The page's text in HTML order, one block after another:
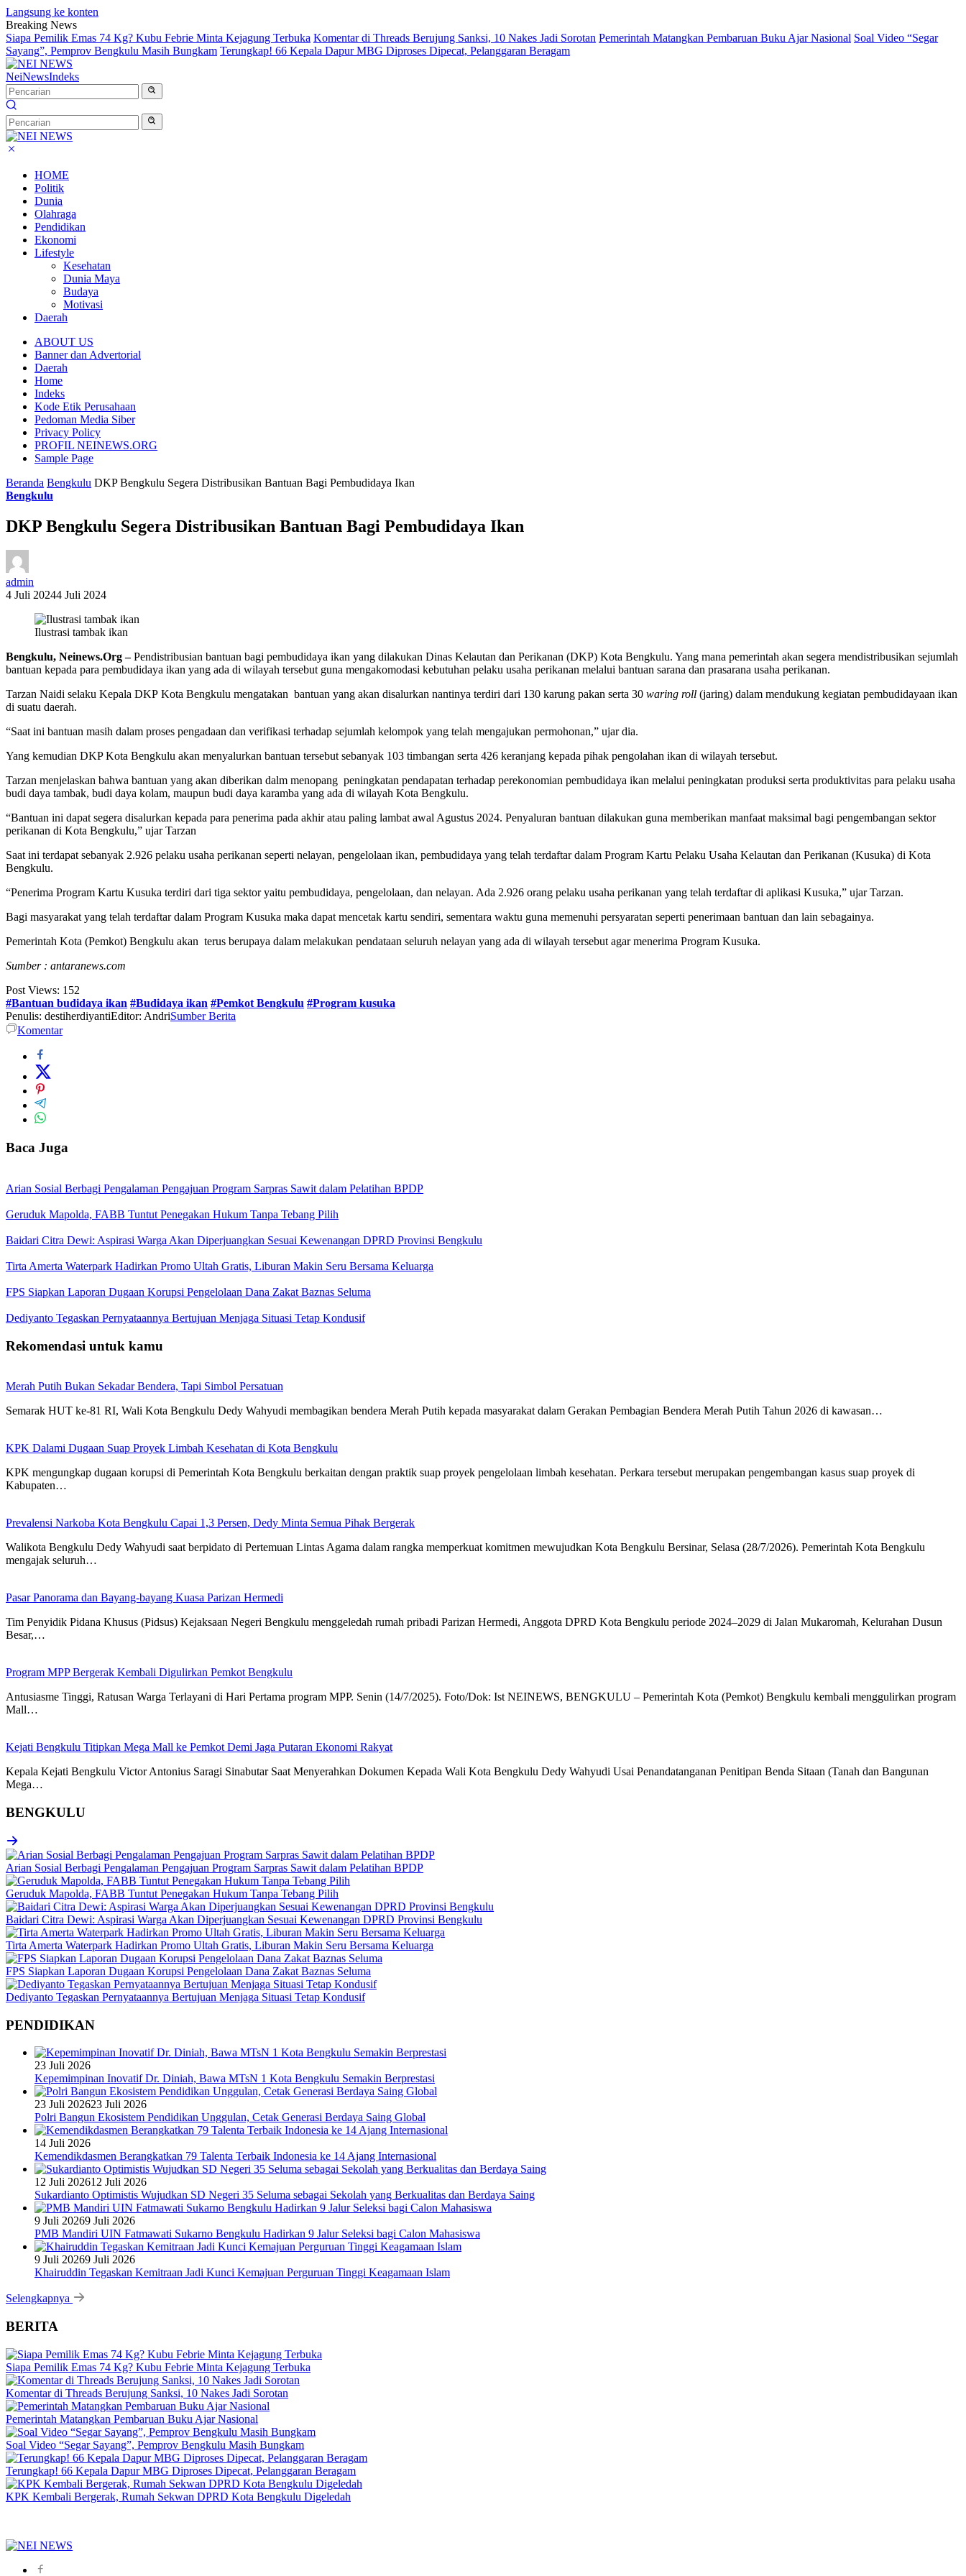
Langsung ke konten
Breaking News
Siapa Pemilik Emas 74 Kg? Kubu Febrie Minta Kejagung Terbuka Komentar di Threads Berujung Sanksi, 10 Nakes Jadi Sorotan Pemerintah Matangkan Pembaruan Buku Ajar Nasional Soal Video “Segar
Sayang”, Pemprov Bengkulu Masih Bungkam Terungkap! 66 Kepala Dapur MBG Diproses Dipecat, Pelanggaran Beragam
NeiNewsIndeks
HOME
Politik
Dunia
Olahraga
Pendidikan
Ekonomi
Lifestyle
Kesehatan
Dunia Maya
Budaya
Motivasi
Daerah
ABOUT US
Banner dan Advertorial
Daerah
Home
Indeks
Kode Etik Perusahaan
Pedoman Media Siber
Privacy Policy
PROFIL NEINEWS.ORG
Sample Page
Beranda Bengkulu DKP Bengkulu Segera Distribusikan Bantuan Bagi Pembudidaya Ikan
Bengkulu
DKP Bengkulu Segera Distribusikan Bantuan Bagi Pembudidaya Ikan
admin
4 Juli 20244 Juli 2024
Ilustrasi tambak ikan
Bengkulu, Neinews.Org –Pendistribusian bantuan bagi pembudidaya ikan yang dilakukan Dinas Kelautan dan Perikanan (DKP) Kota Bengkulu. Yang mana pemerintah akan segera mendistribusikan sejumlah
bantuan kepada para pembudidaya ikan yang ada di wilayah tersebut guna mengakomodasi kebutuhan pelaku usaha perikanan melalui bantuan sarana dan prasarana usaha perikanan.
Tarzan Naidi selaku Kepala DKP Kota Bengkulu mengatakan bantuan yang akan disalurkan nantinya terdiri dari 130 karung pakan serta 30 waring roll (jaring) dalam mendukung kegiatan pembudidayaan ikan
di suatu daerah.
“Saat ini bantuan masih dalam proses pengadaan dan verifikasi terhadap sejumlah kelompok yang telah mengajukan permohonan,” ujar dia.
Yang kemudian DKP Kota Bengkulu akan menyalurkan bantuan tersebut sebanyak 103 timbangan serta 426 keranjang kepada pihak pengolahan ikan di wilayah tersebut.
Tarzan menjelaskan bahwa bantuan yang akan diberikan dalm menopang peningkatan pendapatan terhadap perekonomian pembudidaya ikan melalui peningkatan produksi serta produktivitas para pelaku usaha
budi daya tambak, budi daya kolam, maupun budi daya karamba yang ada di wilayah Kota Bengkulu.
“Bantuan ini dapat segera disalurkan kepada para penerima pada akhir atau paling lambat awal Agustus 2024. Penyaluran bantuan dilakukan guna memberikan manfaat maksimal bagi pengembangan sektor
perikanan di Kota Bengkulu,” ujar Tarzan
Saat ini terdapat sebanyak 2.926 pelaku usaha perikanan seperti nelayan, pengelolaan ikan, pembudidaya yang telah terdaftar dalam Program Kartu Pelaku Usaha Kelautan dan Perikanan (Kusuka) di Kota
Bengkulu.
“Penerima Program Kartu Kusuka terdiri dari tiga sektor yaitu pembudidaya, pengelolaan, dan nelayan. Ada 2.926 orang pelaku usaha perikanan yang telah terdaftar di aplikasi Kusuka,” ujar Tarzan.
Bagi masyarakat yang telah terdaftar dalam Program Kusuka maka dapat mencetak kartu sendiri, sementara waktu guna memenuhi persyaratan seperti penerimaan bantuan dan lain sebagainya.
Pemerintah Kota (Pemkot) Bengkulu akan terus berupaya dalam melakukan pendataan seluruh nelayan yang ada di wilayah tersebut agar menerima Program Kusuka.
Sumber : antaranews.com
Post Views: 152
#Bantuan budidaya ikan #Budidaya ikan #Pemkot Bengkulu #Program kusuka
Penulis: destiherdiyantiEditor: AndriSumber Berita
Komentar
Baca Juga
Arian Sosial Berbagi Pengalaman Pengajuan Program Sarpras Sawit dalam Pelatihan BPDP
Geruduk Mapolda, FABB Tuntut Penegakan Hukum Tanpa Tebang Pilih
Baidari Citra Dewi: Aspirasi Warga Akan Diperjuangkan Sesuai Kewenangan DPRD Provinsi Bengkulu
Tirta Amerta Waterpark Hadirkan Promo Ultah Gratis, Liburan Makin Seru Bersama Keluarga
FPS Siapkan Laporan Dugaan Korupsi Pengelolaan Dana Zakat Baznas Seluma
Dediyanto Tegaskan Pernyataannya Bertujuan Menjaga Situasi Tetap Kondusif
Rekomendasi untuk kamu
Merah Putih Bukan Sekadar Bendera, Tapi Simbol Persatuan
Semarak HUT ke-81 RI, Wali Kota Bengkulu Dedy Wahyudi membagikan bendera Merah Putih kepada masyarakat dalam Gerakan Pembagian Bendera Merah Putih Tahun 2026 di kawasan…
KPK Dalami Dugaan Suap Proyek Limbah Kesehatan di Kota Bengkulu
KPK mengungkap dugaan korupsi di Pemerintah Kota Bengkulu berkaitan dengan praktik suap proyek pengelolaan limbah kesehatan. Perkara tersebut merupakan pengembangan kasus suap proyek di
Kabupaten…
Prevalensi Narkoba Kota Bengkulu Capai 1,3 Persen, Dedy Minta Semua Pihak Bergerak
Walikota Bengkulu Dedy Wahyudi saat berpidato di Pertemuan Lintas Agama dalam rangka memperkuat komitmen mewujudkan Kota Bengkulu Bersinar, Selasa (28/7/2026). Pemerintah Kota Bengkulu
mengajak seluruh…
Pasar Panorama dan Bayang-bayang Kuasa Parizan Hermedi
Tim Penyidik Pidana Khusus (Pidsus) Kejaksaan Negeri Bengkulu menggeledah rumah pribadi Parizan Hermedi, Anggota DPRD Kota Bengkulu periode 2024–2029 di Jalan Mukaromah, Kelurahan Dusun
Besar,…
Program MPP Bergerak Kembali Digulirkan Pemkot Bengkulu
Antusiasme Tinggi, Ratusan Warga Terlayani di Hari Pertama program MPP. Senin (14/7/2025). Foto/Dok: Ist NEINEWS, BENGKULU – Pemerintah Kota (Pemkot) Bengkulu kembali menggulirkan program
Mall…
Kejati Bengkulu Titipkan Mega Mall ke Pemkot Demi Jaga Putaran Ekonomi Rakyat
Kepala Kejati Bengkulu Victor Antonius Saragi Sinabutar Saat Menyerahkan Dokumen Kepada Wali Kota Bengkulu Dedy Wahyudi Usai Penandatanganan Penitipan Benda Sitaan (Tanah dan Bangunan
Mega…
BENGKULU
Arian Sosial Berbagi Pengalaman Pengajuan Program Sarpras Sawit dalam Pelatihan BPDP
Geruduk Mapolda, FABB Tuntut Penegakan Hukum Tanpa Tebang Pilih
Baidari Citra Dewi: Aspirasi Warga Akan Diperjuangkan Sesuai Kewenangan DPRD Provinsi Bengkulu
Tirta Amerta Waterpark Hadirkan Promo Ultah Gratis, Liburan Makin Seru Bersama Keluarga
FPS Siapkan Laporan Dugaan Korupsi Pengelolaan Dana Zakat Baznas Seluma
Dediyanto Tegaskan Pernyataannya Bertujuan Menjaga Situasi Tetap Kondusif
PENDIDIKAN
23 Juli 2026
Kepemimpinan Inovatif Dr. Diniah, Bawa MTsN 1 Kota Bengkulu Semakin Berprestasi
23 Juli 202623 Juli 2026
Polri Bangun Ekosistem Pendidikan Unggulan, Cetak Generasi Berdaya Saing Global
14 Juli 2026
Kemendikdasmen Berangkatkan 79 Talenta Terbaik Indonesia ke 14 Ajang Internasional
12 Juli 202612 Juli 2026
Sukardianto Optimistis Wujudkan SD Negeri 35 Seluma sebagai Sekolah yang Berkualitas dan Berdaya Saing
9 Juli 20269 Juli 2026
PMB Mandiri UIN Fatmawati Sukarno Bengkulu Hadirkan 9 Jalur Seleksi bagi Calon Mahasiswa
9 Juli 20269 Juli 2026
Khairuddin Tegaskan Kemitraan Jadi Kunci Kemajuan Perguruan Tinggi Keagamaan Islam
Selengkapnya
BERITA
Siapa Pemilik Emas 74 Kg? Kubu Febrie Minta Kejagung Terbuka
Komentar di Threads Berujung Sanksi, 10 Nakes Jadi Sorotan
Pemerintah Matangkan Pembaruan Buku Ajar Nasional
Soal Video “Segar Sayang”, Pemprov Bengkulu Masih Bungkam
Terungkap! 66 Kepala Dapur MBG Diproses Dipecat, Pelanggaran Beragam
KPK Kembali Bergerak, Rumah Sekwan DPRD Kota Bengkulu Digeledah